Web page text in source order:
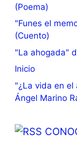
(Poema)
"Funes el
(Cuento)
"La ahogada"
Inicio
"¿La vida en el
Ángel Marino